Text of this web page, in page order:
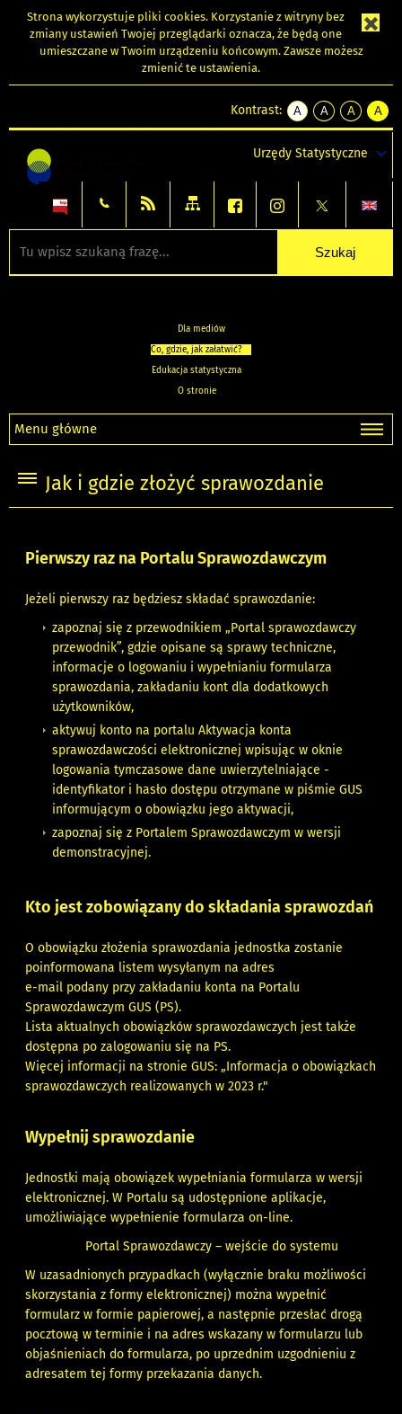
Strona wykorzystuje pliki cookies. Korzystanie z witryny bez
zmiany ustawień Twojej przeglądarki oznacza, że będą one
umieszczane w Twoim urządzeniu końcowym. Zawsze możesz
zmienić te ustawienia.
Kontrast:
A
kontrast
A
kontrast
tekst
czarnym
A
kontrast
tekst
czarnym
A
tekst
żółtym
Urzędy Statystyczne
Dla mediów
Co, gdzie, jak załatwić?
Edukacja statystyczna
O stronie
Menu główne
Jak i gdzie złożyć sprawozdanie
Pierwszy raz na Portalu Sprawozdawczym
Jeżeli pierwszy raz będziesz składać sprawozdanie:
zapoznaj się z przewodnikiem „Portal sprawozdawczy
przewodnik”, gdzie opisane są sprawy techniczne,
informacje o logowaniu i wypełnianiu formularza
sprawozdania, zakładaniu kont dla dodatkowych
użytkowników,
aktywuj konto na portaluAktywacja konta
sprawozdawczości elektronicznej wpisując w oknie
logowania tymczasowe dane uwierzytelniające -
identyfikator i hasło dostępu otrzymane w piśmie GUS
informującym o obowiązku jego aktywacji,
zapoznaj się z Portalem Sprawozdawczym w wersji
demonstracyjnej.
Kto jest zobowiązany do składania sprawozdań
O obowiązku złożenia sprawozdania jednostka zostanie
poinformowana listem wysyłanym na adres
e-mail podany przy zakładaniu konta na Portalu
Sprawozdawczym GUS (PS).
Lista aktualnych obowiązków sprawozdawczych jest także
dostępna po zalogowaniu się na PS.
Więcej informacji na stronie GUS: „Informacja o obowiązkach
sprawozdawczych realizowanych w 2023 r."
Wypełnij sprawozdanie
Jednostki mają obowiązek wypełniania formularza w wersji
elektronicznej. W Portalu są udostępnione aplikacje,
umożliwiające wypełnienie formularza on-line.
Portal Sprawozdawczy – wejście do systemu
W uzasadnionych przypadkach (wyłącznie braku możliwości
skorzystania z formy elektronicznej) można wypełnić
formularz w formie papierowej, a następnie przesłać drogą
pocztową w terminie i na adres wskazany w formularzu lub
objaśnieniach do formularza, po uprzednim uzgodnieniu z
adresatem tej formy przekazania danych.